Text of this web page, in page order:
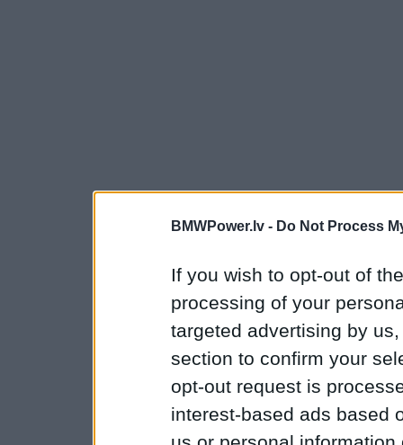
BMWPower.lv - Do Not Process
If you wish to opt-out of
processing of your
targeted advertising by
section to confirm your
opt-out request is
interest-based ads based